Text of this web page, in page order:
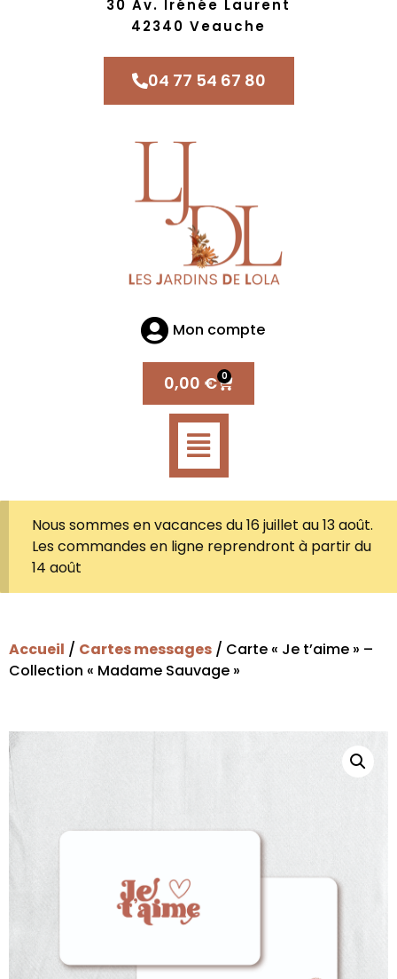
30 Av. Irénée Laurent
42340 Veauche
04 77 54 67 80
Mon compte
0,00 € 0
Nous sommes en vacances du 16 juillet au 13 août.
Les commandes en ligne reprendront à partir du
14 août
Accueil / Cartes messages / Carte « Je t’aime » –
Collection « Madame Sauvage »